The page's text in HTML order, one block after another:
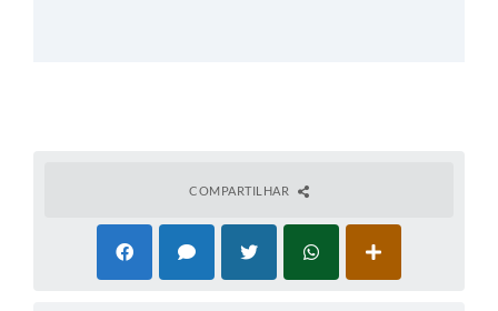
COMPARTILHAR